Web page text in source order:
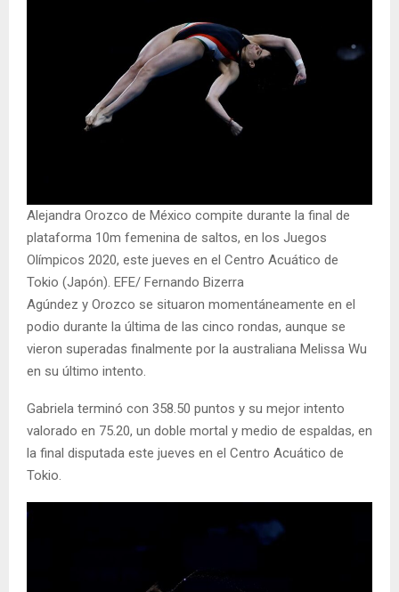
Alejandra Orozco de México compite durante la final de
plataforma 10m femenina de saltos, en los Juegos
Olímpicos 2020, este jueves en el Centro Acuático de
Tokio (Japón). EFE/ Fernando Bizerra
Agúndez y Orozco se situaron momentáneamente en el
podio durante la última de las cinco rondas, aunque se
vieron superadas finalmente por la australiana Melissa Wu
en su último intento.
Gabriela terminó con 358.50 puntos y su mejor intento
valorado en 75.20, un doble mortal y medio de espaldas, en
la final disputada este jueves en el Centro Acuático de
Tokio.